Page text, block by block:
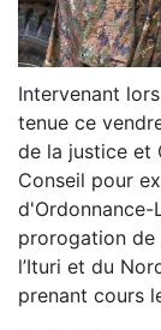
Intervenant
tenue ce
de la justice et
Conseil pour
prorogation de
l’Ituri et du
prenant cours